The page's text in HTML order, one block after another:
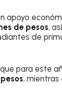
apoyo
de pesos,
de
para este
, mientras